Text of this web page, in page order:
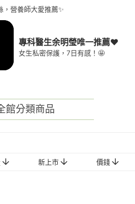
，營養師大愛推薦✨
專科醫生余明瑩唯一推薦❤
女生私密保護，7日有感！🤩
館分類商品
新上市 價錢